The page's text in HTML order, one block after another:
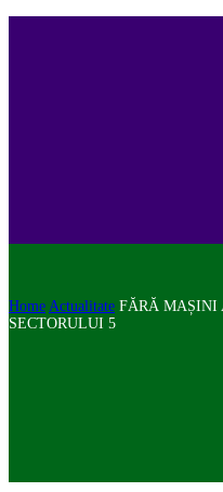
Home Actualitate FĂRĂ MAȘINI
SECTORULUI 5